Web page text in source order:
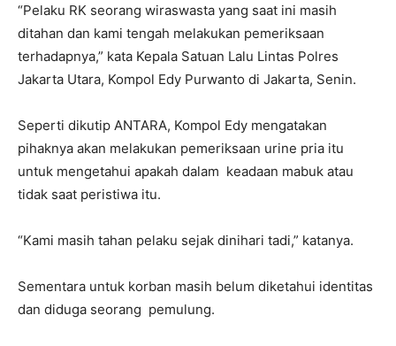
“Pelaku RK seorang wiraswasta yang saat ini masih
ditahan dan kami tengah melakukan pemeriksaan
terhadapnya,” kata Kepala Satuan Lalu Lintas Polres
Jakarta Utara, Kompol Edy Purwanto di Jakarta, Senin.
Seperti dikutip ANTARA, Kompol Edy mengatakan
pihaknya akan melakukan pemeriksaan urine pria itu
untuk mengetahui apakah dalam keadaan mabuk atau
tidak saat peristiwa itu.
“Kami masih tahan pelaku sejak dinihari tadi,” katanya.
Sementara untuk korban masih belum diketahui identitas
dan diduga seorang pemulung.